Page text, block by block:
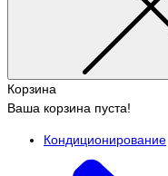
Корзина
Ваша корзина пуста!
Кондиционирование